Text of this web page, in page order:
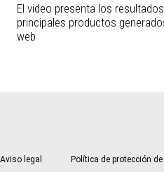
El video presenta los
principales productos
web
Aviso legal Política de protección